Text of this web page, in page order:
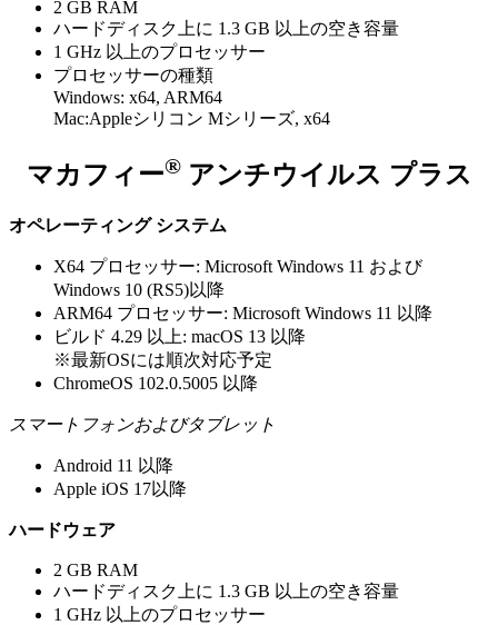
2 GB RAM
ハードディスク上に 1.3 GB 以上の空き容量
1 GHz 以上のプロセッサー
プロセッサーの種類​
Windows: x64, ARM64
Mac:Appleシリコン Mシリーズ, x64​
マカフィー®アンチウイルス プラス
オペレーティング システム
X64 プロセッサー: Microsoft Windows 11 および
Windows 10 (RS5)以降
ARM64 プロセッサー: Microsoft Windows 11 以降
ビルド 4.29 以上: macOS 13 以降
※最新OSには順次対応予定
ChromeOS 102.0.5005 以降
スマートフォンおよびタブレット
Android 11 以降
Apple iOS 17以降
ハードウェア
2 GB RAM
ハードディスク上に 1.3 GB 以上の空き容量
1 GHz 以上のプロセッサー